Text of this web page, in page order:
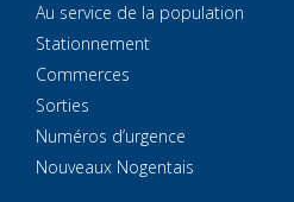
Au service de la population
Stationnement
Commerces
Sorties
Numéros d’urgence
Nouveaux Nogentais